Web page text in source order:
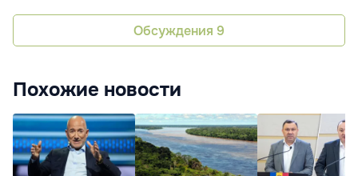
Обсуждения 9
Похожие новости